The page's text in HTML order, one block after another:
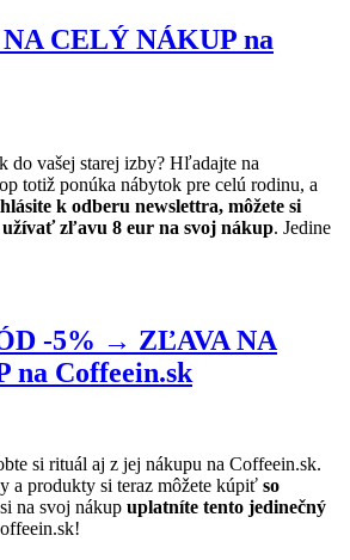
CELÝ NÁKUP na
do vašej starej izby? Hľadajte na
totiž ponúka nábytok pre celú rodinu, a
k odberu newslettra, môžete si
zľavu 8 eur na svoj nákup. Jedine
-5% → ZĽAVA NA
na Coffeein.sk
si rituál aj z jej nákupu na Coffeein.sk.
a produkty si teraz môžete kúpiť so
na svoj nákup uplatníte tento jedinečný